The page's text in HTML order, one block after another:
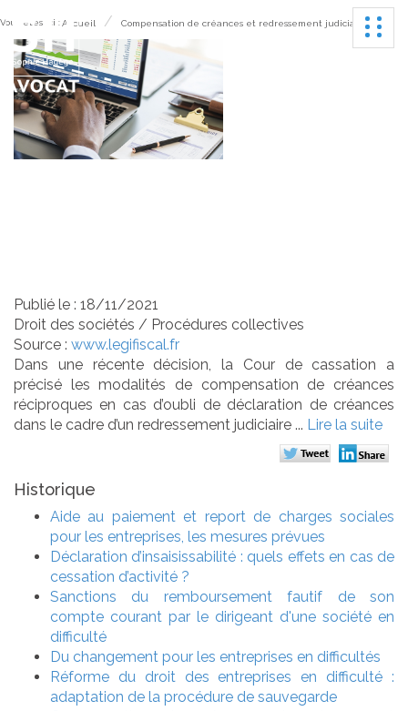
Vous êtes ici :Accueil Compensation de créances et redressement judiciaire
Publié le : 18/11/2021
Droit des sociétés / Procédures collectives
Source : www.legifiscal.fr
Dans une récente décision, la Cour de cassation a
précisé les modalités de compensation de créances
réciproques en cas d’oubli de déclaration de créances
dans le cadre d’un redressement judiciaire ... Lire la suite
Historique
Aide au paiement et report de charges sociales
pour les entreprises, les mesures prévues
Déclaration d’insaisissabilité : quels effets en cas de
cessation d’activité ?
Sanctions du remboursement fautif de son
compte courant par le dirigeant d'une société en
difficulté
Du changement pour les entreprises en difficultés
Réforme du droit des entreprises en difficulté :
adaptation de la procédure de sauvegarde